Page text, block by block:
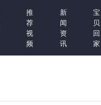
推
荐
视
频
新
闻
资
讯
宝
贝
回
家